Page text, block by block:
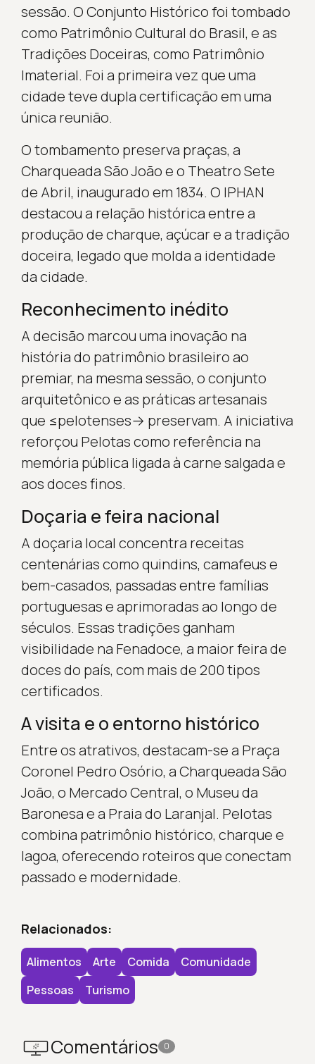
sessão. O Conjunto Histórico foi tombado
como Patrimônio Cultural do Brasil, e as
Tradições Doceiras, como Patrimônio
Imaterial. Foi a primeira vez que uma
cidade teve dupla certificação em uma
única reunião.
O tombamento preserva praças, a
Charqueada São João e o Theatro Sete
de Abril, inaugurado em 1834. O IPHAN
destacou a relação histórica entre a
produção de charque, açúcar e a tradição
doceira, legado que molda a identidade
da cidade.
Reconhecimento inédito
A decisão marcou uma inovação na
história do patrimônio brasileiro ao
premiar, na mesma sessão, o conjunto
arquitetônico e as práticas artesanais
que ≤pelotenses→ preservam. A iniciativa
reforçou Pelotas como referência na
memória pública ligada à carne salgada e
aos doces finos.
Doçaria e feira nacional
A doçaria local concentra receitas
centenárias como quindins, camafeus e
bem-casados, passadas entre famílias
portuguesas e aprimoradas ao longo de
séculos. Essas tradições ganham
visibilidade na Fenadoce, a maior feira de
doces do país, com mais de 200 tipos
certificados.
A visita e o entorno histórico
Entre os atrativos, destacam-se a Praça
Coronel Pedro Osório, a Charqueada São
João, o Mercado Central, o Museu da
Baronesa e a Praia do Laranjal. Pelotas
combina patrimônio histórico, charque e
lagoa, oferecendo roteiros que conectam
passado e modernidade.
Relacionados:
Alimentos Arte Comida
Comunidade
Pessoas
Turismo
Comentários 0